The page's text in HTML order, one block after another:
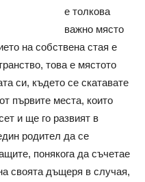
е толкова
важно място
на собствена стая е
това е мястото
си, където се скатавате
първите места, които
и ще го развият в
родител да се
понякога да съчетае
своята дъщеря в случая,